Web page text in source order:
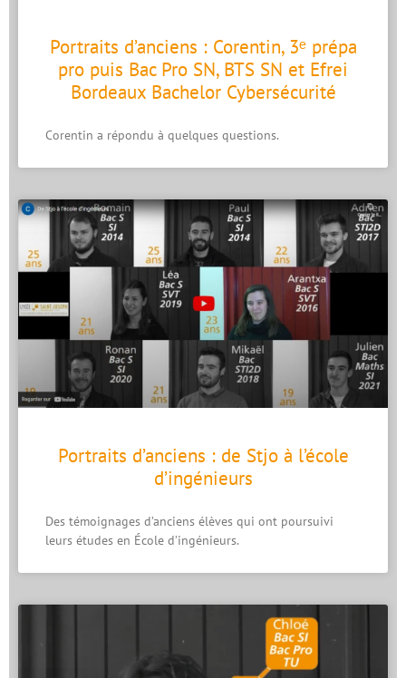
Portraits d’anciens : Corentin, 3ᵉ prépa
pro puis Bac Pro SN, BTS SN et Efrei
Bordeaux Bachelor Cybersécurité
Corentin a répondu à quelques questions.
Portraits d’anciens : de Stjo à l’école
d’ingénieurs
Des témoignages d’anciens élèves qui ont poursuivi
leurs études en École d’ingénieurs.